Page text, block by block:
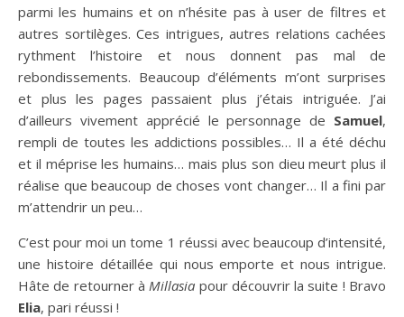
parmi les humains et on n’hésite pas à user de filtres et
autres sortilèges. Ces intrigues, autres relations cachées
rythment l’histoire et nous donnent pas mal de
rebondissements. Beaucoup d’éléments m’ont surprises
et plus les pages passaient plus j’étais intriguée. J’ai
d’ailleurs vivement apprécié le personnage de Samuel,
rempli de toutes les addictions possibles… Il a été déchu
et il méprise les humains… mais plus son dieu meurt plus il
réalise que beaucoup de choses vont changer… Il a fini par
m’attendrir un peu…
C’est pour moi un tome 1 réussi avec beaucoup d’intensité,
une histoire détaillée qui nous emporte et nous intrigue.
Hâte de retourner à Millasia pour découvrir la suite ! Bravo
Elia, pari réussi !